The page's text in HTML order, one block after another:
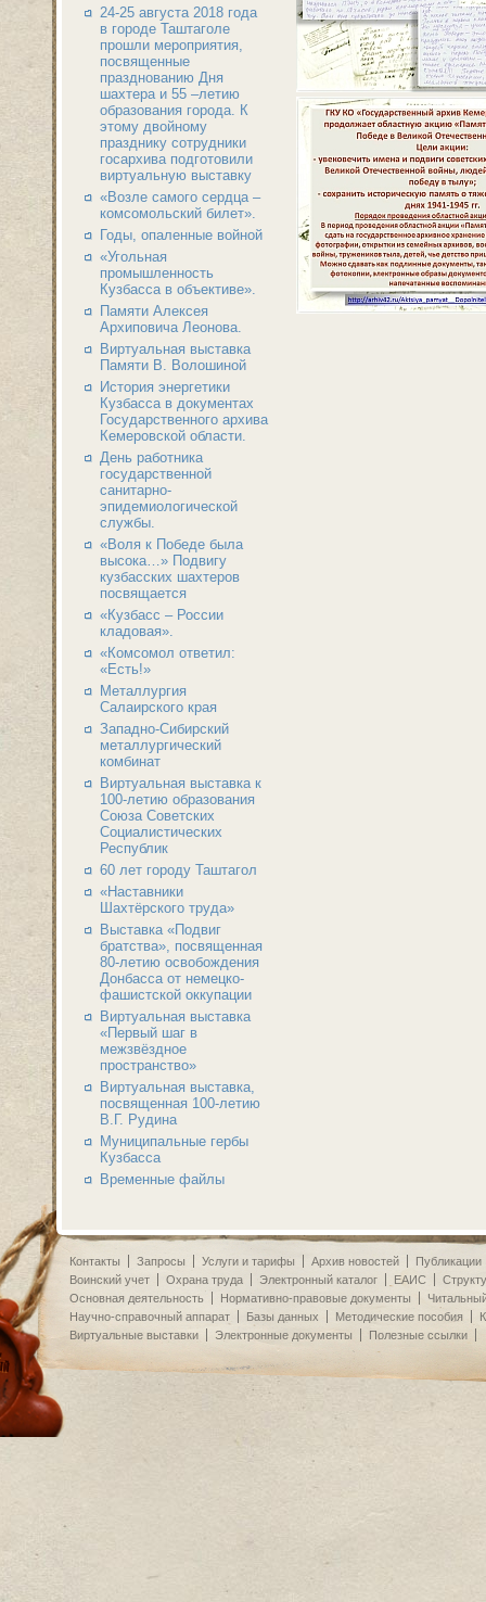
24-25 августа 2018 года
в городе Таштаголе
прошли мероприятия,
посвященные
празднованию Дня
шахтера и 55 –летию
образования города. К
этому двойному
празднику сотрудники
госархива подготовили
виртуальную выставку
«Возле самого сердца –
комсомольский билет».
Годы, опаленные войной
«Угольная
промышленность
Кузбасса в объективе».
Памяти Алексея
Архиповича Леонова.
Виртуальная выставка
Памяти В. Волошиной
История энергетики
Кузбасса в документах
Государственного архива
Кемеровской области.
День работника
государственной
санитарно-
эпидемиологической
службы.
«Воля к Победе была
высока…» Подвигу
кузбасских шахтеров
посвящается
«Кузбасс – России
кладовая».
«Комсомол ответил:
«Есть!»
Металлургия
Салаирского края
Западно-Сибирский
металлургический
комбинат
Виртуальная выставка к
100-летию образования
Союза Советских
Социалистических
Республик
60 лет городу Таштагол
«Наставники
Шахтёрского труда»
Выставка «Подвиг
братства», посвященная
80-летию освобождения
Донбасса от немецко-
фашистской оккупации
Виртуальная выставка
«Первый шаг в
межзвёздное
пространство»
Виртуальная выставка,
посвященная 100-летию
В.Г. Рудина
Муниципальные гербы
Кузбасса
Временные файлы
Контакты Запросы Услуги и тарифы Архив новостей
Публикации
Воинский учет
Охрана труда Электронный каталог ЕАИС
Основная деятельность
Нормативно-правовые документы
Научно-справочный аппарат
Базы данных Методические пособия
Виртуальные выставки
Электронные документы Полезные ссылки